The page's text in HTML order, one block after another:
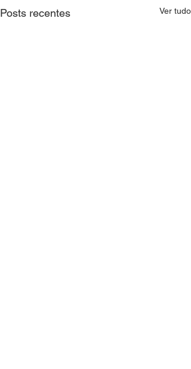
Posts recentes Ver tudo